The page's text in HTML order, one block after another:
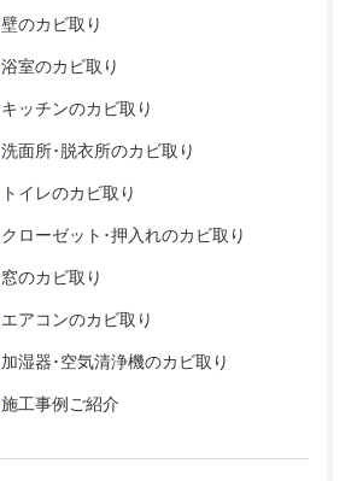
壁のカビ取り
浴室のカビ取り
キッチンのカビ取り
洗面所･脱衣所のカビ取り
トイレのカビ取り
クローゼット･押入れのカビ取り
窓のカビ取り
エアコンのカビ取り
加湿器･空気清浄機のカビ取り
施工事例ご紹介